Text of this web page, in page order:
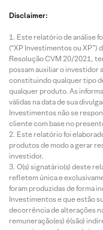
Disclaimer:
Este relatório de análise
(“XP Investimentos ou XP”)
Resolução CVM 20/2021,
possam auxiliar o investidor
constituindo qualquer tipo
qualquer produto. As
válidas na data de sua
Investimentos não se
cliente com base no
Este relatório foi
produtos de modo a gerar
investidor.
O(s) signatário(s) deste
refletem única e
foram produzidas de forma
Investimentos e que estão
decorrência de alterações
remuneração(es) é(são)